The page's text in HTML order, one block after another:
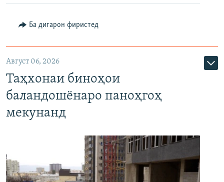
Ба дигарон фиристед
Август 06, 2026
Таҳхонаи биноҳои
баландошёнаро паноҳгоҳ
мекунанд